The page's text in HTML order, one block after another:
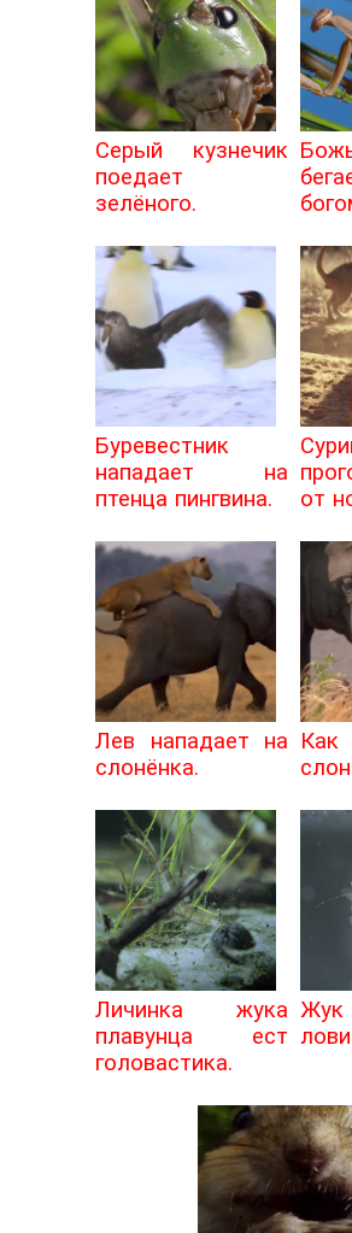
Серый кузнечик
поедает
зелёного.
Буревестник
нападает на
птенца пингвина.
от
Лев нападает на
слонёнка.
Как
Личинка жука
плавунца ест
головастика.